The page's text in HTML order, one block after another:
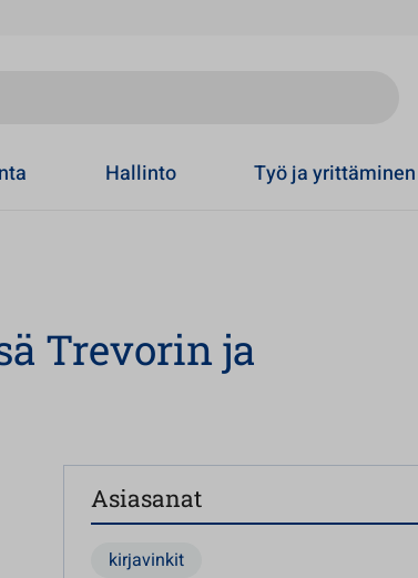
Hallinto Työ ja yrittäminen
Trevorin ja
Asiasanat
kirjavinkit